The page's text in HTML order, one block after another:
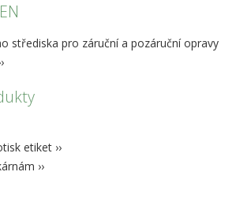
střediska pro záruční a pozáruční opravy
etiket ››
››